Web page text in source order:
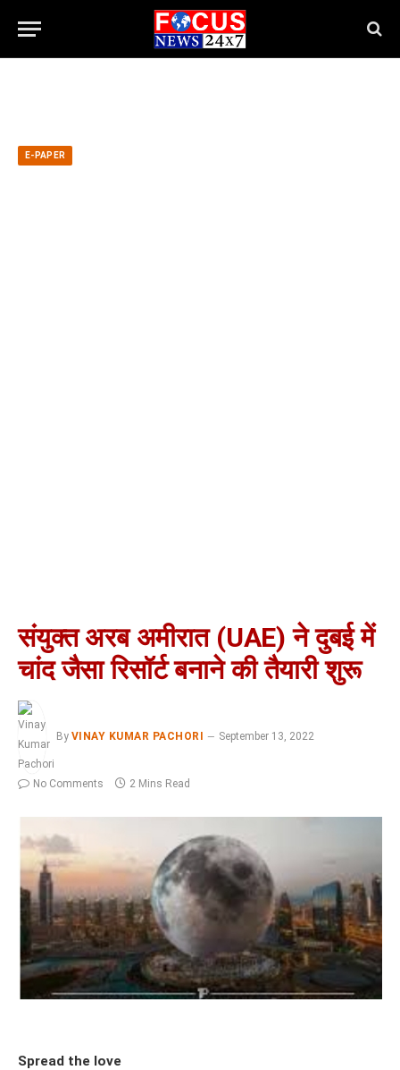
E-PAPER
संयुक्त अरब अमीरात (UAE) ने दुबई में
चांद जैसा रिसॉर्ट बनाने की तैयारी शुरू
By VINAY KUMAR PACHORI September 13, 2022
No Comments 2 Mins Read
Spread the love